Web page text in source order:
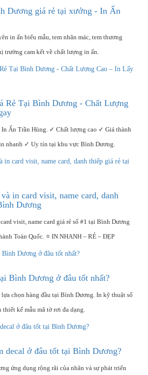
Dương giá rẻ tại xưởng - In Ấn
in ấn biểu mẫu, tem nhãn mác, tem thương
trường cam kết về chất lượng in ấn.
Rẻ Tại Bình Dương - Chất Lượng
In Ấn Trần Hùng. ✓ Chất lượng cao ✓ Giá thành
nhanh ✓ Uy tín tại khu vực Bình Dương.
in card visit, name card, danh
Dương
visit, name card giá rẻ số #1 tại Bình Dương
Toàn Quốc. ⭐ IN NHANH – RẺ – ĐẸP
Bình Dương ở đâu tốt nhất?
chọn hàng đầu tại Bình Dương. In kỹ thuật số
kế mẫu mã tờ rơi đa dạng.
decal ở đâu tốt tại Bình Dương?
ứng dụng rộng rãi của nhãn và sự phát triển